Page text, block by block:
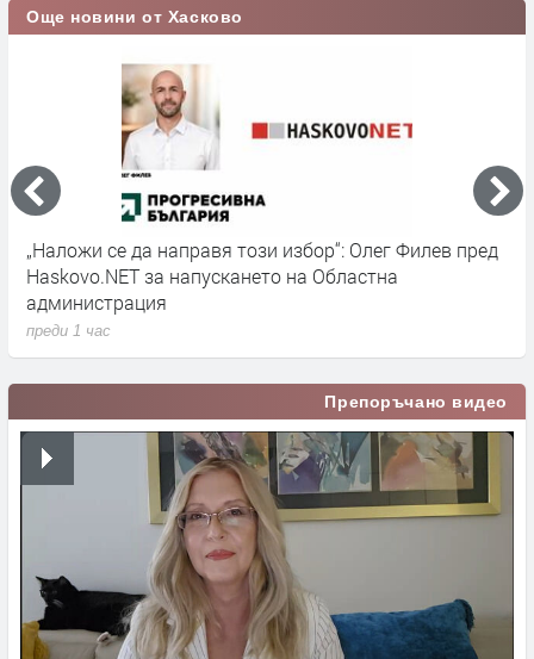
Още новини от Хасково
„Наложи се да направя този избор“: Олег Филев пред
Haskovo.NET за напускането на Областна
администрация
преди 1 час
Препоръчано видео